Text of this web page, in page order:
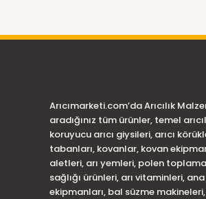
Arıcımarketi.com’da Arıcılık
aradığınız tüm ürünler, temel
koruyucu arıcı giysileri, arıcı
tabanları, kovanlar, kovan
aletleri, arı yemleri, polen toplama
sağlığı ürünleri, arı vitaminleri,
ekipmanları, bal süzme